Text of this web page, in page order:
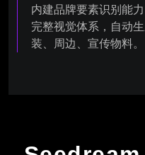
内建品牌要素识别能
完整视觉体系，自动
装、周边、宣传物料。